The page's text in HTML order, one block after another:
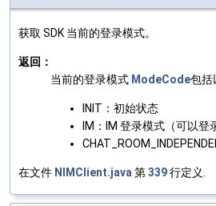
获取 SDK 当前的登录模式。
返回：
当前的登录模式 ModeCode包括
INIT：初始状态
IM：IM 登录模式（可以
在文件 NIMClient.java第339行定义.